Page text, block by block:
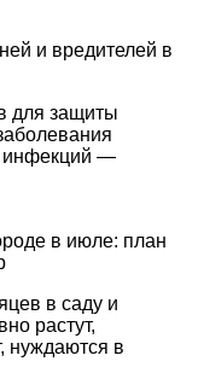
и вредителей в
для защиты
инфекций —
в июле: план
в саду и
растут,
нуждаются в